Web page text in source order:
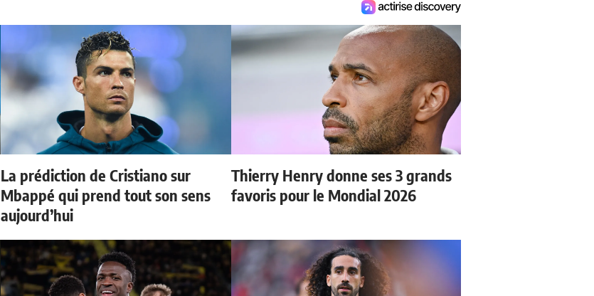
La prédiction de Cristiano sur
Mbappé qui prend tout son sens
aujourd’hui
Thierry Henry donne ses 3 grands
favoris pour le Mondial 2026